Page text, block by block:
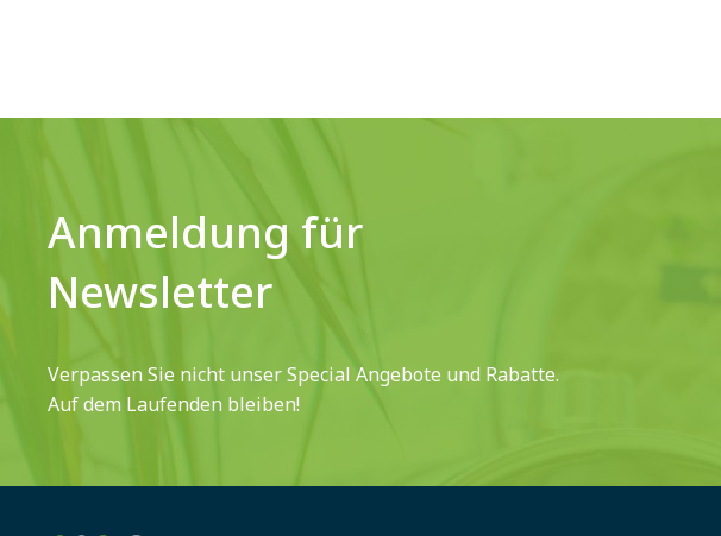
Anmeldung für
Newsletter
Verpassen Sie nicht unser Special Angebote und Rabatte.
Auf dem Laufenden bleiben!